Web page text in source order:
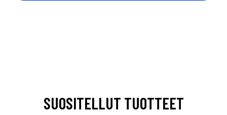
SUOSITELLUT TUOTTEET